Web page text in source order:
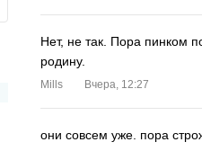
Нет, не так. Пора пинком
родину.
Mills Вчера, 12:27
они совсем уже. пора